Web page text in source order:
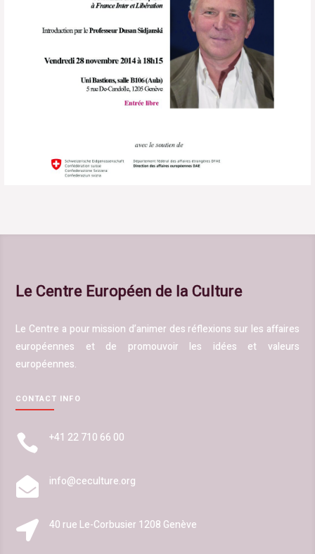
Le Centre Européen de la Culture
Le Centre a pour mission d’animer des réflexions sur les affaires
européennes et de promouvoir les idées et valeurs
européennes.
CONTACT INFO
 +41 22 710 66 00
 info@ceculture.org
 40 rue Le-Corbusier 1208 Genève